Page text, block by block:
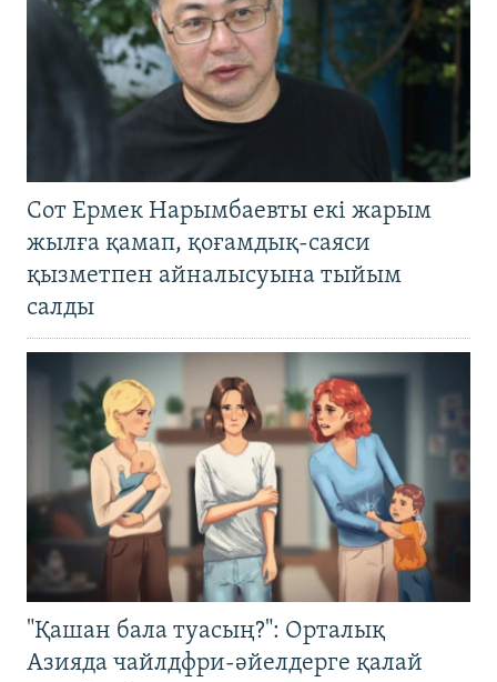
Сот Ермек Нарымбаевты екі жарым
жылға қамап, қоғамдық-саяси
қызметпен айналысуына тыйым
салды
"Қашан бала туасың?": Орталық
Азияда чайлдфри-әйелдерге қалай